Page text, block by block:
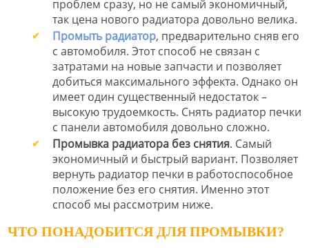
проблем сразу, но не самый экономичный,
так цена нового радиатора довольно велика.
Промыть радиатор, предварительно сняв его
с автомобиля. Этот способ не связан с
затратами на новые запчасти и позволяет
добиться максимального эффекта. Однако он
имеет один существенный недостаток –
высокую трудоемкость. Снять радиатор печки
с панели автомобиля довольно сложно.
Промывка радиатора без снятия. Самый
экономичный и быстрый вариант. Позволяет
вернуть радиатор печки в работоспособное
положение без его снятия. Именно этот
способ мы рассмотрим ниже.
ЧТО ПОНАДОБИТСЯ ДЛЯ ПРОМЫВКИ?